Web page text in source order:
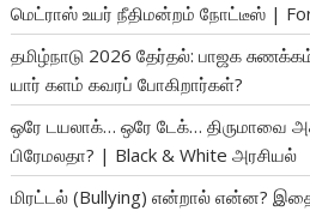
மெட்ராஸ் உயர் நீதிமன்றம் நோட்டீஸ் |
தமிழ்நாடு 2026 தேர்தல்: பாஜக
யார் களம் கவரப் போகிறார்கள்?
ஒரே டயலாக்… ஒரே டேக்… திருமாவை
பிரேமலதா? | Black & White அரசியல்
மிரட்டல் (Bullying) என்றால் என்ன?